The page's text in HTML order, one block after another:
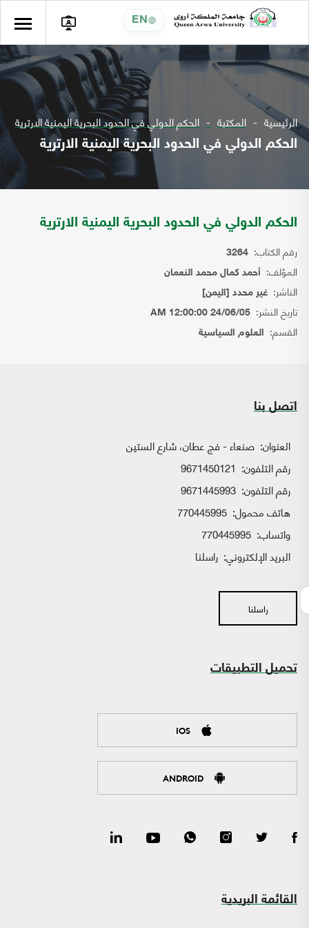
EN
الرئيسية المكتبة الحكم الدولي في الحدود البحرية اليمنية الارترية
الحكم الدولي في الحدود البحرية اليمنية الارترية
الحكم الدولي في الحدود البحرية اليمنية الارترية
رقم الكتاب: 3264
المؤلف: أحمد كمال محمد النعمان
الناشر: غير محدد [اليمن]
تاريخ النشر: 24/06/05 12:00:00 AM
القسم: العلوم السياسية
اتصل بنا
العنوان: صنعاء - فج عطان، شارع الستين
رقم التلفون: 9671450121
رقم التلفون: 9671445993
هاتف محمول: 770445995
واتساب:
البريد الإلكتروني: راسلنا
راسلنا
تحميل التطبيقات
IOS
ANDROID
القائمة البريدية